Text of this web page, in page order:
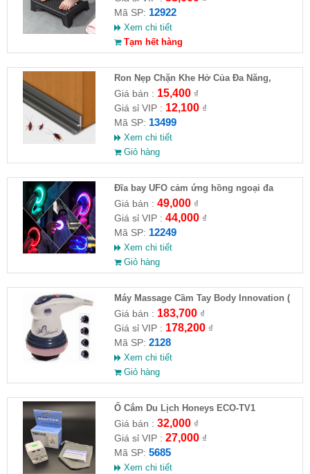
Mã SP: 12922
Xem chi tiết
Tạm hết hàng
Ron Nẹp Chặn Khe Hở Của Đa Năng,
Chống Côn Trùng( HĐ )
Giá bán : 15,400₫
Giá sỉ VIP : 12,100₫
Mã SP: 13499
Xem chi tiết
Giỏ hàng
Đĩa bay UFO cảm ứng hồng ngoại đa
chiều tự động bay về
Giá bán : 49,000₫
Giá sỉ VIP : 44,000₫
Mã SP: 12249
Xem chi tiết
Giỏ hàng
Máy Massage Cầm Tay Body Innovation (
HĐ )
Giá bán : 183,700₫
Giá sỉ VIP : 178,200₫
Mã SP: 2128
Xem chi tiết
Giỏ hàng
Ổ Cắm Du Lịch Honeys ECO-TV1
Giá bán : 32,000₫
Giá sỉ VIP : 27,000₫
Mã SP: 5685
Xem chi tiết